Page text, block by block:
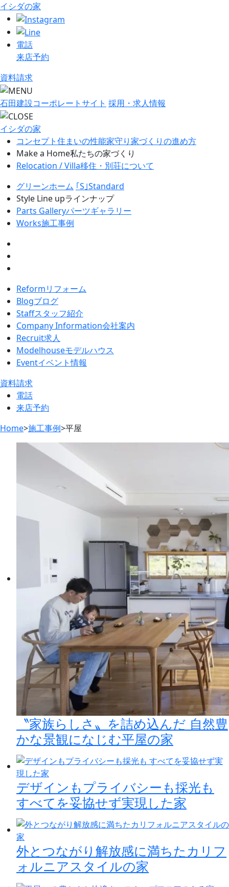
イシダの家
電話
来店予約
資料請求
石田建設コーポレートサイト 採用・求人情報
イシダの家
コンセプト住まいの性能家守り家づくりの進め方
Make a Home私たちの家づくり
Relocation / Villa移住・別荘について
グリーンホーム ｢S｣Standard
Style Line upラインナップ
Parts Galleryパーツギャラリー
Works施工事例
Reformリフォーム
Blogブログ
Staffスタッフ紹介
Company Information会社案内
Recruit求人
Modelhouseモデルハウス
Eventイベント情報
資料請求
電話
来店予約
Home>施工事例>平屋
〝家族らしさ〟を詰め込んだ 自然豊
かな景観になじむ平屋の家
デザインもプライバシーも採光も
すべてを妥協せず実現した家
外とつながり解放感に満ちたカリフ
ォルニアスタイルの家